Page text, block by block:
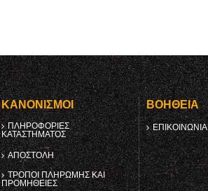
ΚΑΝΟΝΙΣΜΟΊ
ΠΛΗΡΟΦΟΡΊΕΣ
ΚΑΤΑΣΤΉΜΑΤΟΣ
ΑΠΟΣΤΟΛΉ
ΤΡΌΠΟΙ ΠΛΗΡΩΜΉΣ ΚΑΙ
ΠΡΟΜΉΘΕΙΕΣ
ΒΟΉΘΕΙΑ
ΕΠΙΚΟΙΝΩΝΊΑ